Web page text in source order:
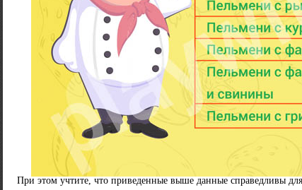
При этом учтите, что приведенные выше данные справедливы